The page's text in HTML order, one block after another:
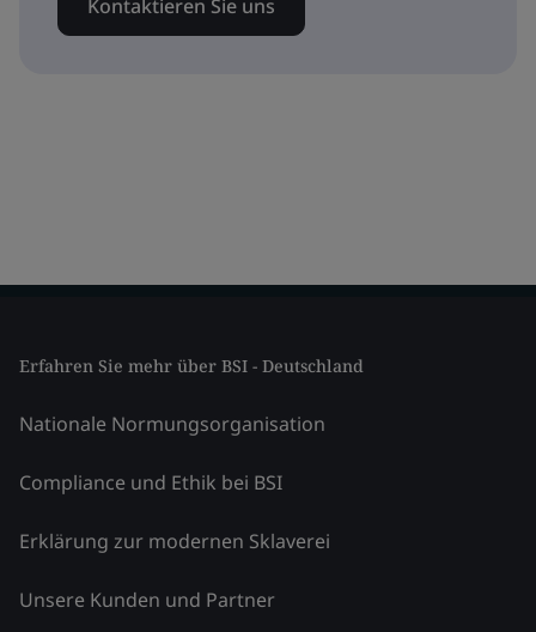
Kontaktieren Sie uns
Erfahren Sie mehr über BSI - Deutschland
Nationale Normungsorganisation
Compliance und Ethik bei BSI
Erklärung zur modernen Sklaverei
Unsere Kunden und Partner